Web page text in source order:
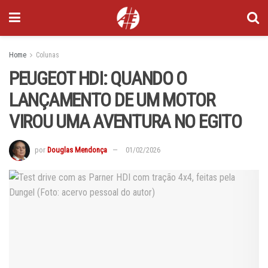
Home Colunas
PEUGEOT HDI: QUANDO O
LANÇAMENTO DE UM MOTOR
VIROU UMA AVENTURA NO EGITO
por Douglas Mendonça 01/02/2026